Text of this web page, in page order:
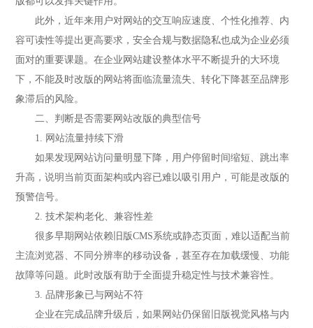
此外，近年来用户对网站的交互响应速度、个性化推荐、内
容可读性等提出更高要求，安全合规与数据隐私也成为企业必须
面对的重要课题。在企业网站建设整体水平不断提升的大环境
下，不能及时改版的网站将面临流量流失、转化下降甚至品牌形
象滞后的风险。
二、判断是否需要网站改版的典型信号
1. 网站流量持续下滑
如果发现网站访问量明显下降，用户停留时间缩短、跳出率
升高，说明当前页面架构或内容已难以吸引用户，可能是改版的
预警信号。
2. 技术架构老化、兼容性差
很多早期网站依赖旧版CMS系统或静态页面，难以适配当前
主流浏览器、不同分辨率的移动设备，甚至存在加载缓慢、功能
故障等问题。此时改版有助于全面提升稳定性与技术兼容性。
3. 品牌形象已与网站不符
企业在完成品牌升级后，如果网站仍保留旧版视觉风格与内